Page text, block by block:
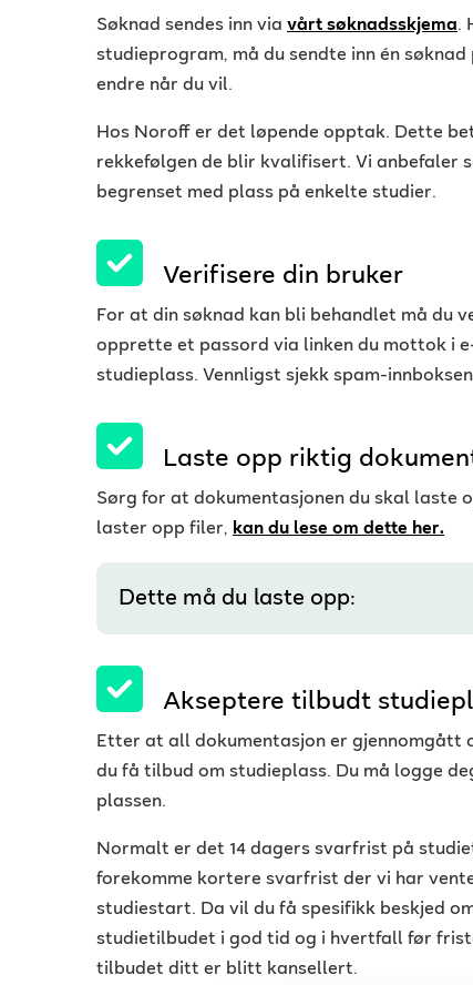
Søknad sendes inn via vårt søknadsskjema.
studieprogram, må du sendte inn én søknad
endre når du vil.
Hos Noroff er det løpende opptak. Dette
rekkefølgen de blir kvalifisert. Vi anbefaler
begrenset med plass på enkelte studier.
Verifisere din bruker
For at din søknad kan bli behandlet må du
opprette et passord via linken du mottok i
studieplass. Vennligst sjekk spam-
Laste opp riktig
Sørg for at dokumentasjonen du skal laste
laster opp filer, kan du lese om dette her.
Dette må du laste opp:
Akseptere tilbudt
Etter at all dokumentasjon er gjennomgått
du få tilbud om studieplass. Du må logge
plassen.
Normalt er det 14 dagers svarfrist på
forekomme kortere svarfrist der vi har
studiestart. Da vil du få spesifikk beskjed
studietilbudet i god tid og i hvertfall før
tilbudet ditt er blitt kansellert.